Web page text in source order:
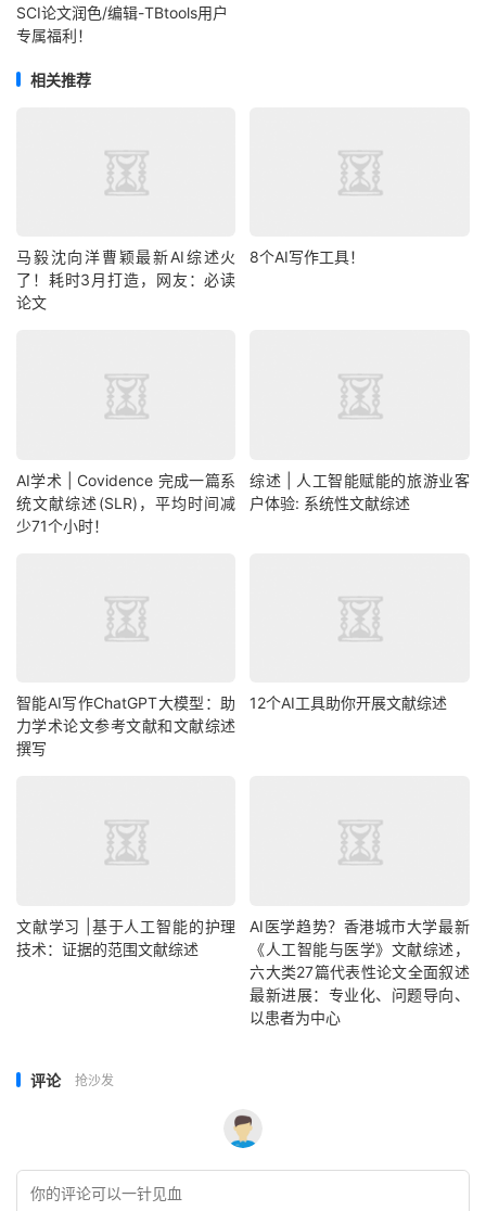
SCI论文润色/编辑-TBtools用户
专属福利！
相关推荐
马毅沈向洋曹颖最新AI综述火
了！耗时3月打造，网友：必读
论文
8个AI写作工具！
AI学术 | Covidence 完成一篇系
统文献综述(SLR)，平均时间减
少71个小时！
综述 | 人工智能赋能的旅游业客
户体验: 系统性文献综述
智能AI写作ChatGPT大模型：助
力学术论文参考文献和文献综述
撰写
12个AI工具助你开展文献综述
文献学习 |基于人工智能的护理
技术：证据的范围文献综述
AI医学趋势？香港城市大学最新
《人工智能与医学》文献综述，
六大类27篇代表性论文全面叙述
最新进展：专业化、问题导向、
以患者为中心
评论 抢沙发